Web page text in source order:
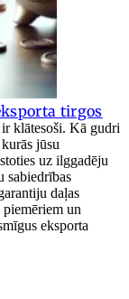
tirgos
klātesoši. Kā gudri
jūsu
uz ilggadēju
sabiedrības
daļas
un
eksporta